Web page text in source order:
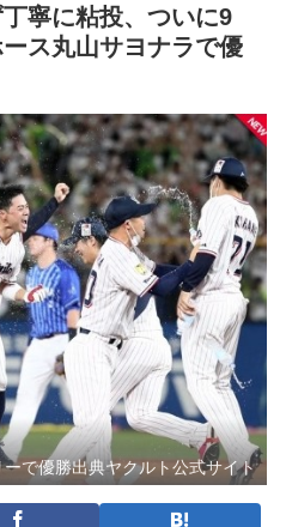
寧に粘投、ついに9
ス丸山サヨナラで優
で優勝出典ヤクルト公式サイト